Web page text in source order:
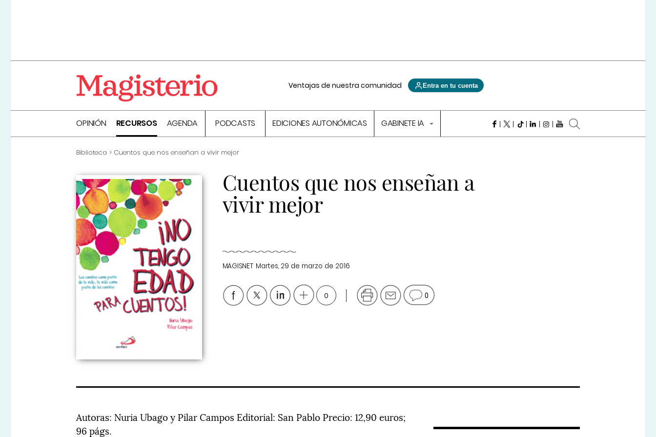
Ventajas de nuestra comunidad Entra en tu cuenta
OPINIÓN RECURSOS AGENDA PODCASTS EDICIONES AUTONÓMICAS GABINETE IA
Biblioteca Cuentos que nos enseñan a vivir mejor
Cuentos que nos enseñan a
vivir mejor
MAGISNET Martes, 29 de marzo de 2016
0 0
Autoras: Nuria Ubago y Pilar Campos Editorial: San Pablo Precio: 12,90 euros;
96 págs.